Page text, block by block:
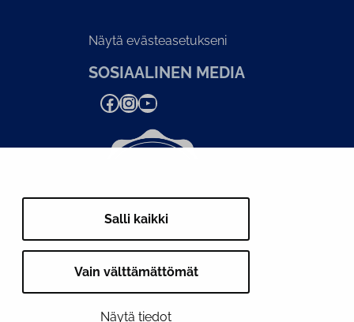
Salli kaikki
Vain välttämättömät
Näytä tiedot
Näytä evästeasetukseni
SOSIAALINEN MEDIA
Facebook InstagramYouTube